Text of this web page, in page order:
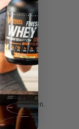
verschließen.